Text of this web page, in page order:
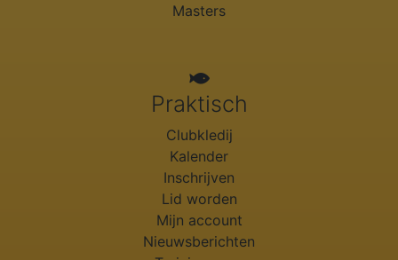
Masters
Praktisch
Clubkledij
Kalender
Inschrijven
Lid worden
Mijn account
Nieuwsberichten